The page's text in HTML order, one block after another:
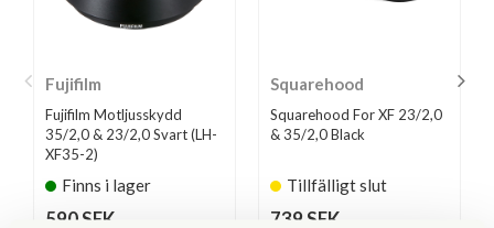
Fujifilm
Fujifilm Motljusskydd
35/2,0 & 23/2,0 Svart (LH-
XF35-2)
Finns i lager
590 SEK
Squarehood
Squarehood For XF 23/2,0
& 35/2,0 Black
Tillfälligt slut
739 SEK